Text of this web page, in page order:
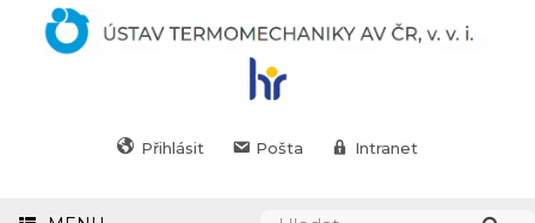
Přihlásit Pošta Intranet